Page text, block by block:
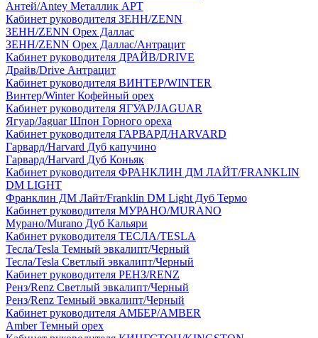
Антей/Antey Металлик АРТ
Кабинет руководителя ЗЕНН/ZENN
ЗЕНН/ZENN Орех Даллас
ЗЕНН/ZENN Орех Даллас/Антрацит
Кабинет руководителя ДРАЙВ/DRIVE
Драйв/Drive Антрацит
Кабинет руководителя ВИНТЕР/WINTER
Винтер/Winter Кофейный орех
Кабинет руководителя ЯГУАР/JAGUAR
Ягуар/Jaguar Шпон Горного ореха
Кабинет руководителя ГАРВАРД/HARVARD
Гарвард/Harvard Дуб капучино
Гарвард/Harvard Дуб Коньяк
Кабинет руководителя ФРАНКЛИН ДМ ЛАЙТ/FRANKLIN
DM LIGHT
Франклин ДМ Лайт/Franklin DM Light Дуб Термо
Кабинет руководителя МУРАНО/MURANO
Мурано/Murano Дуб Кальяри
Кабинет руководителя ТЕСЛА/TESLA
Тесла/Tesla Темный эвкалипт/Черный
Тесла/Tesla Светлый эвкалипт/Черный
Кабинет руководителя РЕНЗ/RENZ
Ренз/Renz Светлый эвкалипт/Черный
Ренз/Renz Темный эвкалипт/Черный
Кабинет руководителя АМБЕР/AMBER
Amber Темный орех